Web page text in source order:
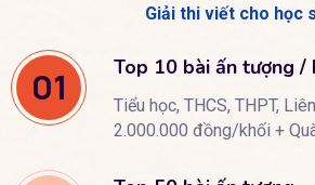
Giải thi viết cho học
01 Top 10 bài ấn tượng /
Tiểu học, THCS, THPT,
2.000.000 đồng/khối +